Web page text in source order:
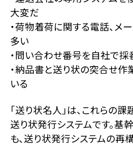
大変だ
・荷物着荷に関する電話、メ
多い
・問い合わせ番号を自社で採
・納品書と送り状の突合せ作
いる
「送り状名人」は、これらの
送り状発行システムです。基
も、送り状発行システムの再